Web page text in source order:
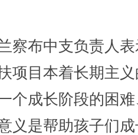
布中支负责人表
项目本着长期主
个成长阶段的困
义是帮助孩子们